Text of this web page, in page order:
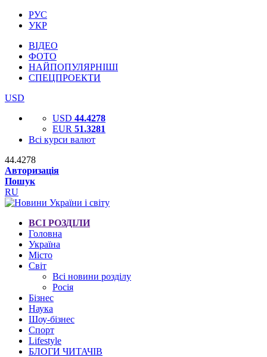
РУС
УКР
ВІДЕО
ФОТО
НАЙПОПУЛЯРНІШІ
СПЕЦПРОЕКТИ
USD
USD 44.4278
EUR 51.3281
Всі курси валют
44.4278
Авторизація
Пошук
RU
ВСІ РОЗДІЛИ
Головна
Україна
Місто
Світ
Всі новини розділу
Росія
Бізнес
Наука
Шоу-бізнес
Спорт
Lifestyle
БЛОГИ ЧИТАЧІВ